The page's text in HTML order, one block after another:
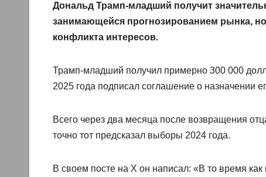
Дональд Трамп-младший получит
занимающейся прогнозированием рынка,
конфликта интересов.
Трамп-младший получил примерно 300 000
2025 года подписал соглашение о назначении
Всего через два месяца после возвращения
точно тот предсказал выборы 2024 года.
В своем посте на X он написал: «В то время